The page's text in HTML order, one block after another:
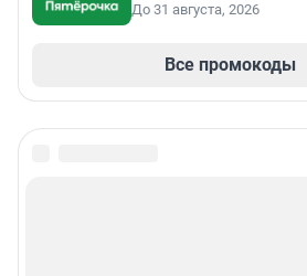
До 31 августа, 2026
Все промокоды